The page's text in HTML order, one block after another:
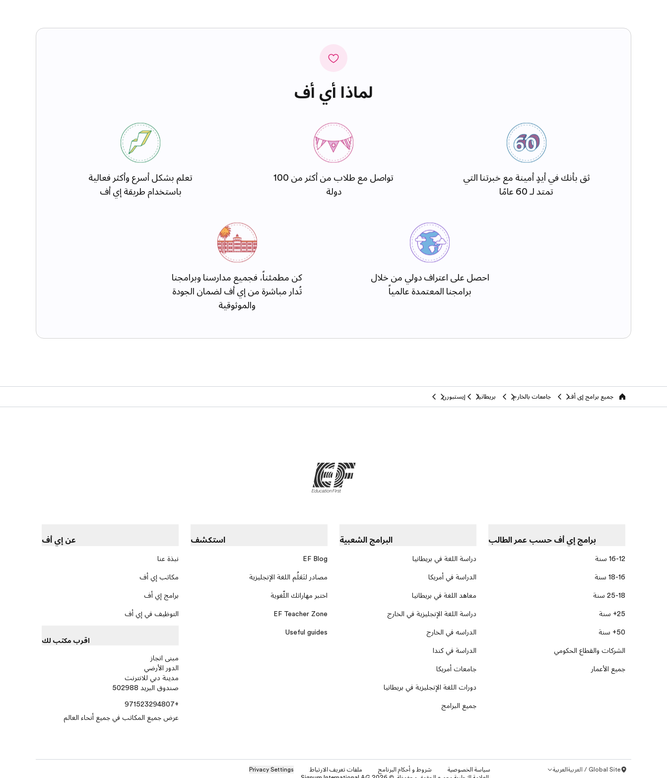
لماذا أي أف
ثق بأنك في أيدٍ أمينة مع خبرتنا التي
تمتد لـ 60 عامًا
تواصل مع طلاب من أكثر من 100
دولة
تعلم بشكل أسرع وأكثر فعالية
باستخدام طريقة إي أف
احصل على اعتراف دولي من خلال
برامجنا المعتمدة عالمياً
كن مطمئناً، فجميع مدارسنا وبرامجنا
تُدار مباشرة من إي أف لضمان الجودة
والموثوقية
homeجميع برامج إي أف جامعات بالخارج بريطانيا إيستبورن
برامج إي أف حسب عمر الطالب
16-12 سنة
18-16 سنة
25-18 سنة
25+ سنة
50+ سنة
الشركات والقطاع الحكومي
جميع الأعمار
البرامج الشعبية
دراسة اللغة في بريطانيا
الدراسة في أمريكا
معاهد اللغة في بريطانيا
دراسة اللغة الإنجليزية في الخارج
الدراسه في الخارج
الدراسة في كندا
جامعات أمريكا
دورات اللغة الإنجليزية في بريطانيا
جميع البرامج
استكشف
EF Blog
مصادر لتَعَلُم اللغة الإنجليزية
اختبر مهاراتك اللّغوية
EF Teacher Zone
Useful guides
عن إي أف
نبذة عنا
مكاتب إي أف
برامج إي أف
التوظيف في إي أف
اقرب مكتب لك
مبنى انجاز
الدور الأرضي
مدينة دبي للانترنت
صندوق البريد 502988
+971523294807
عرض جميع المكاتب في جميع أنحاء العالم
Global Site / العربية العربية سياسة الخصوصية شروط و أحكام البرنامج ملفات تعريف الارتباط
Privacy Settings